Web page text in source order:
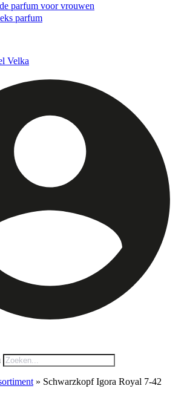
parfum voor vrouwen
parfum
» Schwarzkopf Igora Royal 7-42